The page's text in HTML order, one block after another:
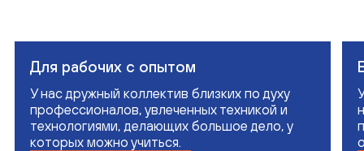
Для рабочих с опытом
У нас дружный коллектив близких по духу
профессионалов, увлеченных техникой и
технологиями, делающих большое дело, у
которых можно учиться.